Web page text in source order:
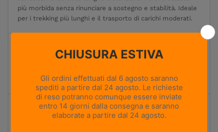
più morbida senza rinunciare a sostegno e stabilità. Ideale
per i trekking più lunghi e il trasporto di carichi moderati.
Sentieri misti e terreni rocciosi